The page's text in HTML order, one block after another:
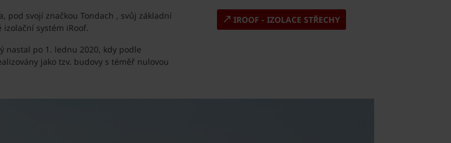
pod svojí značkou Tondach , svůj základní
systém iRoof.
nastal po 1. lednu 2020, kdy podle
jako tzv. budovy s téměř nulovou
IROOF - IZOLACE STŘECHY